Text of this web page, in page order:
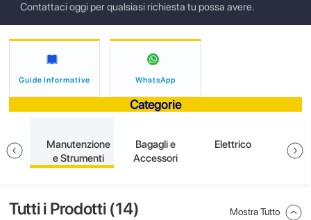
Contattaci oggi per qualsiasi richiesta tu possa avere.
Guide Informative WhatsApp
Categorie
e
Manutenzione
e Strumenti
Bagagli e
Accessori
Elettrico
Tutti i Prodotti (14) Mostra Tutto